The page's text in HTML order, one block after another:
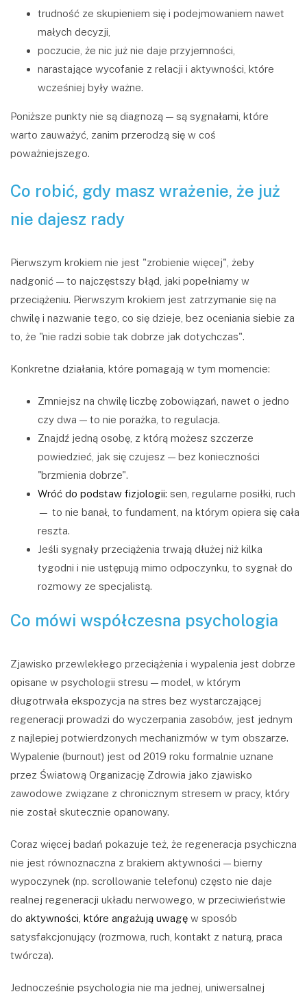
trudność ze skupieniem się i podejmowaniem nawet
małych decyzji,
poczucie, że nic już nie daje przyjemności,
narastające wycofanie z relacji i aktywności, które
wcześniej były ważne.
Poniższe punkty nie są diagnozą — są sygnałami, które
warto zauważyć, zanim przerodzą się w coś
poważniejszego.
Co robić, gdy masz wrażenie, że już
nie dajesz rady
Pierwszym krokiem nie jest "zrobienie więcej", żeby
nadgonić — to najczęstszy błąd, jaki popełniamy w
przeciążeniu. Pierwszym krokiem jest zatrzymanie się na
chwilę i nazwanie tego, co się dzieje, bez oceniania siebie za
to, że "nie radzi sobie tak dobrze jak dotychczas".
Konkretne działania, które pomagają w tym momencie:
Zmniejsz na chwilę liczbę zobowiązań, nawet o jedno
czy dwa — to nie porażka, to regulacja.
Znajdź jedną osobę, z którą możesz szczerze
powiedzieć, jak się czujesz — bez konieczności
"brzmienia dobrze".
Wróć do podstaw fizjologii: sen, regularne posiłki, ruch
— to nie banał, to fundament, na którym opiera się cała
reszta.
Jeśli sygnały przeciążenia trwają dłużej niż kilka
tygodni i nie ustępują mimo odpoczynku, to sygnał do
rozmowy ze specjalistą.
Co mówi współczesna psychologia
Zjawisko przewlekłego przeciążenia i wypalenia jest dobrze
opisane w psychologii stresu — model, w którym
długotrwała ekspozycja na stres bez wystarczającej
regeneracji prowadzi do wyczerpania zasobów, jest jednym
z najlepiej potwierdzonych mechanizmów w tym obszarze.
Wypalenie (burnout) jest od 2019 roku formalnie uznane
przez Światową Organizację Zdrowia jako zjawisko
zawodowe związane z chronicznym stresem w pracy, który
nie został skutecznie opanowany.
Coraz więcej badań pokazuje też, że regeneracja psychiczna
nie jest równoznaczna z brakiem aktywności — bierny
wypoczynek (np. scrollowanie telefonu) często nie daje
realnej regeneracji układu nerwowego, w przeciwieństwie
do aktywności, które angażują uwagę w sposób
satysfakcjonujący (rozmowa, ruch, kontakt z naturą, praca
twórcza).
Jednocześnie psychologia nie ma jednej, uniwersalnej